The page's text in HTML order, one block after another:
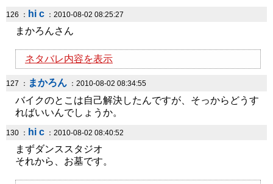
126 ： hi c ：2010-08-02 08:25:27
まかろんさん
ネタバレ内容を表示
127 ： まかろん ：2010-08-02 08:34:55
バイクのとこは自己解決したんですが、そっからどうす
ればいいんでしょうか。
130 ： hi c ：2010-08-02 08:40:52
まずダンススタジオ
それから、お墓です。